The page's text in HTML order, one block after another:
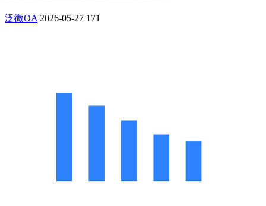
泛微OA 2026-05-27 171